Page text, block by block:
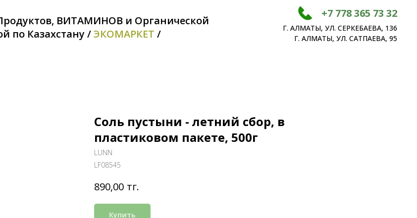
ВИТАМИНОВ и Органической
по Казахстану /ЭКОМАРКЕТ /
+7 778 365 73 32
Г. АЛМАТЫ, УЛ. СЕРКЕБАЕВА, 136
Г. АЛМАТЫ, УЛ. САТПАЕВА, 95
Соль пустыни - летний сбор, в
пластиковом пакете, 500г
LUNN
LF08545
890,00 тг.
Купить